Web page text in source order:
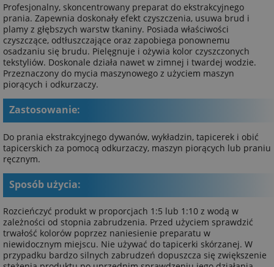
Profesjonalny, skoncentrowany preparat do ekstrakcyjnego
prania. Zapewnia doskonały efekt czyszczenia, usuwa brud i
plamy z głębszych warstw tkaniny. Posiada właściwości
czyszczące, odtłuszczające oraz zapobiega ponownemu
osadzaniu się brudu. Pielęgnuje i ożywia kolor czyszczonych
tekstyliów. Doskonale działa nawet w zimnej i twardej wodzie.
Przeznaczony do mycia maszynowego z użyciem maszyn
piorących i odkurzaczy.
Zastosowanie:
Do prania ekstrakcyjnego dywanów, wykładzin, tapicerek i obić
tapicerskich za pomocą odkurzaczy, maszyn piorących lub praniu
ręcznym.
Sposób użycia:
Rozcieńczyć produkt w proporcjach 1:5 lub 1:10 z wodą w
zależności od stopnia zabrudzenia. Przed użyciem sprawdzić
trwałość kolorów poprzez naniesienie preparatu w
niewidocznym miejscu. Nie używać do tapicerki skórzanej. W
przypadku bardzo silnych zabrudzeń dopuszcza się zwiększenie